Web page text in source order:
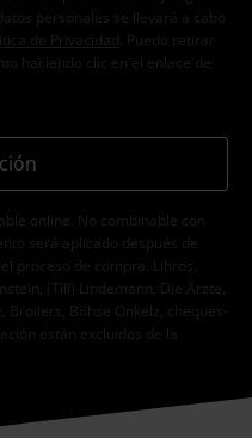
personales se llevará a cabo
de Privacidad . Puedo retirar
haciendo clic en el enlace de
online. No combinable con
será aplicado después de
proceso de compra. Libros,
(Till) Lindemann, Die Ärzte,
Broilers, Böhse Onkelz, cheques-
están excluidos de la